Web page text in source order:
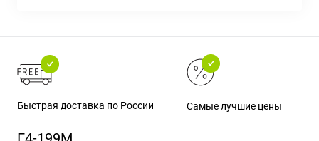
Быстрая доставка по России Самые лучшие цены